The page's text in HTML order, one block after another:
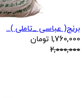
برنج( عباسی _تاملی )...
1,760,000 تومان
2,000,000